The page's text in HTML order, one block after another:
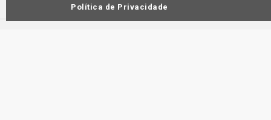
Política de Privacidade